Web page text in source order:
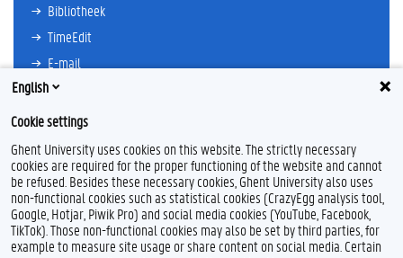
Bibliotheek
TimeEdit
E-mail
Ufora
Oasis
Research Explorer
F
a
c
L
i
n
Y
o
u
I
n
s
English
Cookie settings
Ghent University uses cookies on this website. The strictly necessary
cookies are required for the proper functioning of the website and cannot
be refused. Besides these necessary cookies, Ghent University also uses
non-functional cookies such as statistical cookies (CrazyEgg analysis tool,
Google, Hotjar, Piwik Pro) and social media cookies (YouTube, Facebook,
TikTok). Those non-functional cookies may also be set by third parties, for
example to measure site usage or share content on social media. Certain